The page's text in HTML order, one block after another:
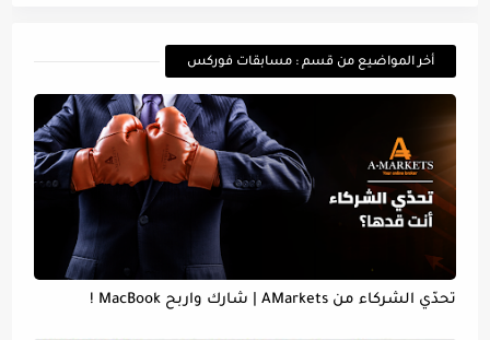
أخر المواضيع من قسم : مسابقات فوركس
تحدّي الشركاء من AMarkets | شارك واربح MacBook !